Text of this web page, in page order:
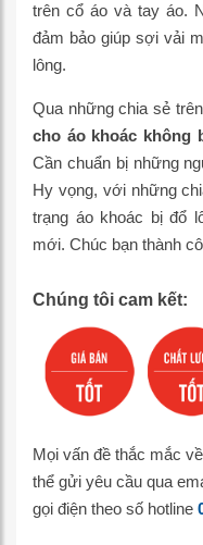
trên cổ áo và tay áo.
đảm bảo giúp sợi vải
lông.
Qua những chia sẻ
cho áo khoác không
Cần chuẩn bị những
Hy vọng, với những
trạng áo khoác bị đổ
mới. Chúc bạn thành
Chúng tôi cam kết:
Mọi vấn đề thắc mắc
thể gửi yêu cầu qua
gọi điện theo số hotline